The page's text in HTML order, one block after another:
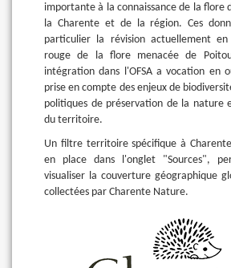
importante à la connaissance de la flore
la Charente et de la région. Ces
particulier la révision actuellement
rouge de la flore menacée de
intégration dans l'OFSA a vocation en
prise en compte des enjeux de
politiques de préservation de la nature
du territoire.
Un filtre territoire spécifique à
en place dans l'onglet "Sources",
visualiser la couverture géographique
collectées par Charente Nature.